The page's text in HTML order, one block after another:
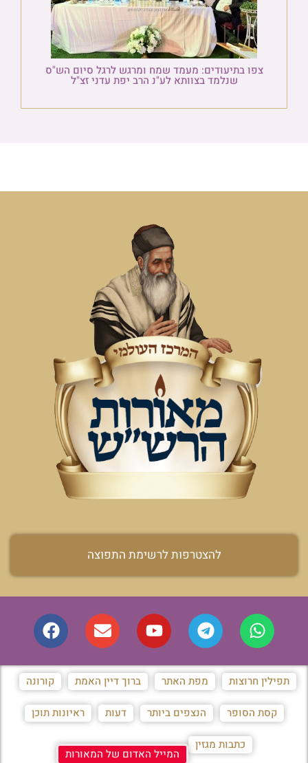
צפו בתיעודים: מעמד שמח ומרגש לרגל סיום הש"ס
שנלמד בצוותא לע"נ הרב יפת עדני זצ"ל
להצטרפות לרשימת התפוצה
תפילין חרוצות מפת האתר ברוך דיין האמת קורונה
קסת הסופר הנצפים ביותר דעות ראיונות תוכן
כתבות מגזין
המייל האדום של המאורות